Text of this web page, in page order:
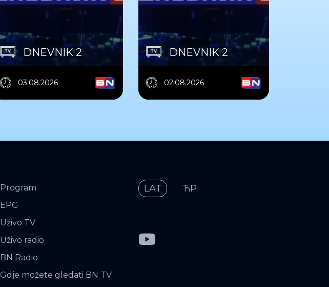
DNEVNIK 2
03.08.2026
DNEVNIK 2
02.08.2026
Program
EPG
Uživo TV
Uživo radio
BN Radio
Gdje možete gledati BN TV
LAT ЋР